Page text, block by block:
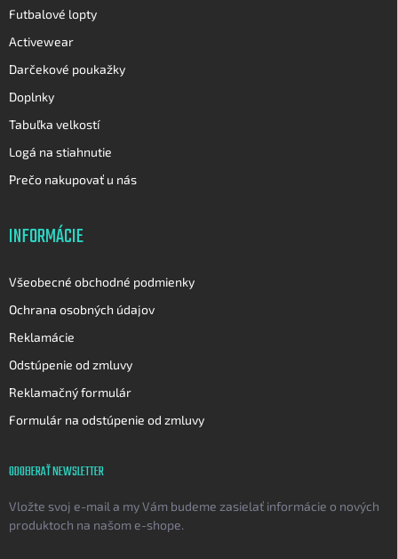
Futbalové lopty
Activewear
Darčekové poukažky
Doplnky
Tabuľka velkostí
Logá na stiahnutie
Prečo nakupovať u nás
INFORMÁCIE
Všeobecné obchodné podmienky
Ochrana osobných údajov
Reklamácie
Odstúpenie od zmluvy
Reklamačný formulár
Formulár na odstúpenie od zmluvy
ODOBERAŤ NEWSLETTER
Vložte svoj e-mail a my Vám budeme zasielať informácie o nových
produktoch na našom e-shope.